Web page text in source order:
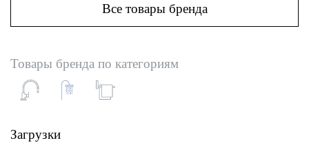
Все товары бренда
Товары бренда по категориям
Загрузки